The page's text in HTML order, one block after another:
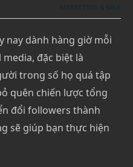
nay dành hàng giờ mỗi
đặc biệt là
trong số họ quá tập
quên chiến lược tổng
đổi followers thành
sẽ giúp bạn thực hiện